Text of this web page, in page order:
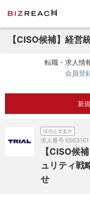
転職・求人情
会員登
新
採用企業案件
求人番号 6563161
【CISO候
ュリティ戦
せ